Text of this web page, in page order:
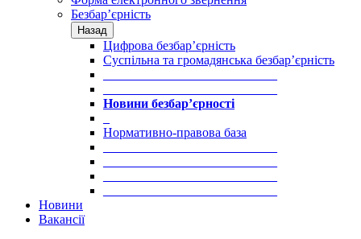
Безбар’єрність
Назад
Цифрова безбар’єрність
Суспільна та громадянська безбар’єрність
Новини безбар’єрності
Нормативно-правова база
Новини
Вакансії